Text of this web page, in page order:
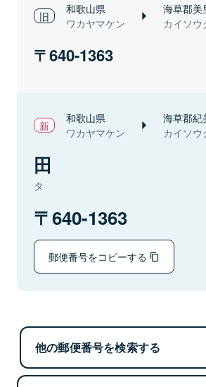
和歌山県
ワカヤマケン
海草郡美
カイソウ
640-1363
和歌山県
ワカヤマケン
海草郡紀
カイソ
田
タ
640-1363
郵便番号をコピーする
他の郵便番号を検索する